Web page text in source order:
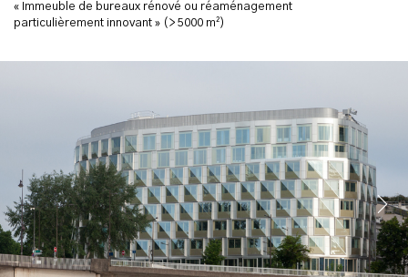
« Immeuble de bureaux rénové ou réaménagement
particulièrement innovant » (> 5000 m²)